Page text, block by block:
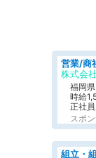
株式会
福岡
時給
正社員
スポ